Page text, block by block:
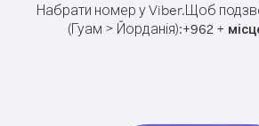
Набрати номер у Viber.Щоб
(Гуам > Йорданія):+962 +